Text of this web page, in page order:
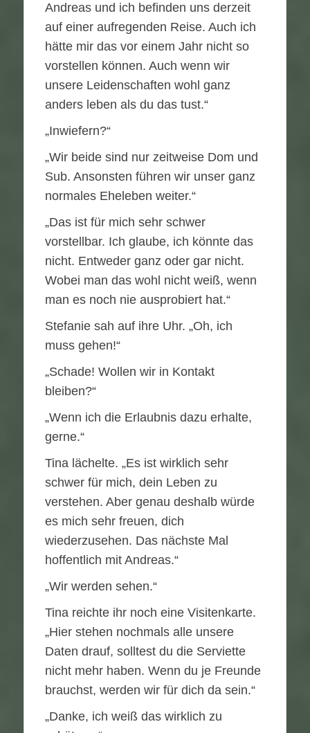
Andreas und ich befinden uns derzeit
auf einer aufregenden Reise. Auch ich
hätte mir das vor einem Jahr nicht so
vorstellen können. Auch wenn wir
unsere Leidenschaften wohl ganz
anders leben als du das tust.“
„Inwiefern?“
„Wir beide sind nur zeitweise Dom und
Sub. Ansonsten führen wir unser ganz
normales Eheleben weiter.“
„Das ist für mich sehr schwer
vorstellbar. Ich glaube, ich könnte das
nicht. Entweder ganz oder gar nicht.
Wobei man das wohl nicht weiß, wenn
man es noch nie ausprobiert hat.“
Stefanie sah auf ihre Uhr. „Oh, ich
muss gehen!“
„Schade! Wollen wir in Kontakt
bleiben?“
„Wenn ich die Erlaubnis dazu erhalte,
gerne.“
Tina lächelte. „Es ist wirklich sehr
schwer für mich, dein Leben zu
verstehen. Aber genau deshalb würde
es mich sehr freuen, dich
wiederzusehen. Das nächste Mal
hoffentlich mit Andreas.“
„Wir werden sehen.“
Tina reichte ihr noch eine Visitenkarte.
„Hier stehen nochmals alle unsere
Daten drauf, solltest du die Serviette
nicht mehr haben. Wenn du je Freunde
brauchst, werden wir für dich da sein.“
„Danke, ich weiß das wirklich zu